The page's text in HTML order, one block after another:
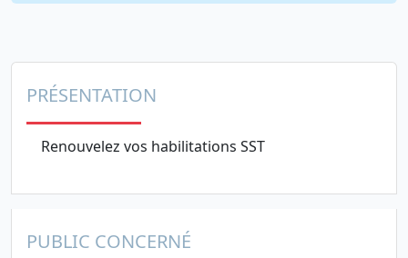
PRÉSENTATION
Renouvelez vos habilitations SST
PUBLIC CONCERNÉ